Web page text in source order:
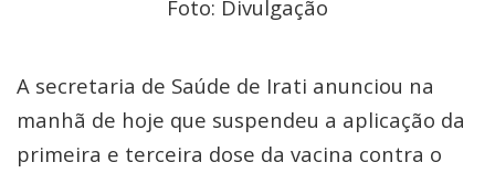
Foto: Divulgação
A secretaria de Saúde de Irati anunciou na
manhã de hoje que suspendeu a aplicação da
primeira e terceira dose da vacina contra o